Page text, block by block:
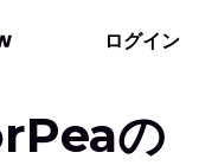
ログイン
の